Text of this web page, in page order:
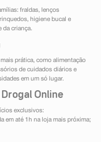
fraldas, lenços
higiene bucal e
da criança.
prática, como alimentação
de cuidados diários e
em um só lugar.
Online
exclusivos:
em até 1h na loja mais próxima;